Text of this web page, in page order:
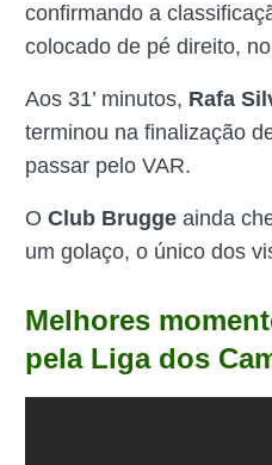
confirmando a
colocado de pé direito,
Aos 31’ minutos, Rafa
terminou na finalização
passar pelo VAR.
O Club Brugge ainda
um golaço, o único dos
Melhores
pela Liga dos